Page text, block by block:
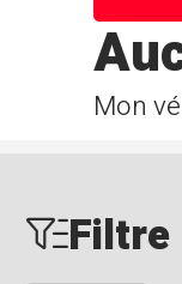
Mon
Filtre